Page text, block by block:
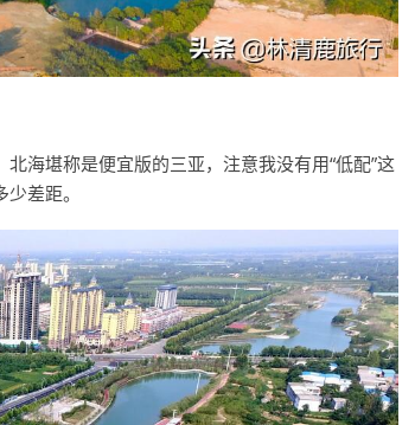
海堪称是便宜版的三亚，注意我没有用“低配”这
差距。